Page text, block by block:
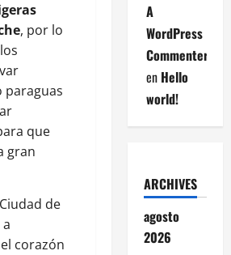
, por lo
paraguas
que
gran
de
corazón
A
WordPress
Commenter
en Hello
world!
ARCHIVES
agosto
2026